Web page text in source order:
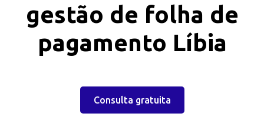
gestão de folha de
pagamento Líbia
Consulta gratuita